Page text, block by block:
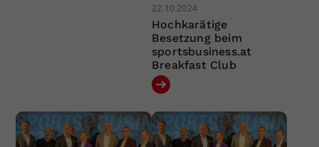
22.10.2024
Hochkarätige
Besetzung beim
sportsbusiness.at
Breakfast Club